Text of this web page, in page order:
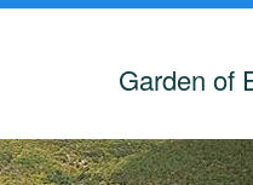
Garden of